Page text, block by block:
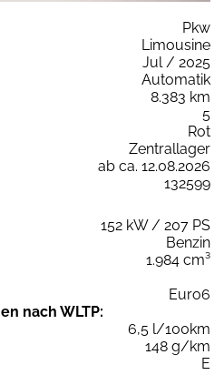
Pkw
Limousine
Jul / 2025
Automatik
8.383 km
5
Rot
Zentrallager
ab ca. 12.08.2026
132599
152 kW / 207 PS
Benzin
1.984 cm³
Euro6
nach WLTP:
6,5 l/100km
148 g/km
E